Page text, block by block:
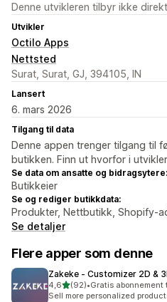
Denne utvikleren tilbyr ikke
Utvikler
Octilo Apps
Nettsted
Surat, Surat, GJ, 394105, IN
Lansert
6. mars 2026
Tilgang til data
Denne appen trenger tilgang til
butikken. Finn ut hvorfor i
Se data om ansatte og bidragsytere:
Butikkeier
Se og rediger butikkdata:
Produkter, Nettbutikk, Shopify-
Se detaljer
Flere apper som denne
Zakeke ‑ Customizer 2D &
4,6av 5 stjerner
(92)
Totalt 92 omtaler
•Gratis
Sell more personalized